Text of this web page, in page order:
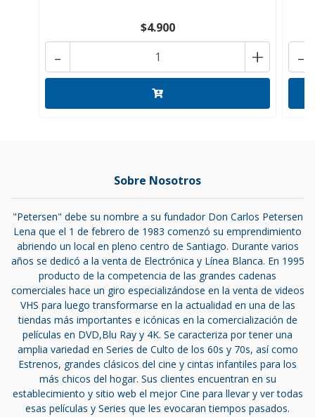
$4.900
+
- -
Sobre Nosotros
"Petersen" debe su nombre a su fundador Don Carlos Petersen
Lena que el 1 de febrero de 1983 comenzó su emprendimiento
abriendo un local en pleno centro de Santiago. Durante varios
años se dedicó a la venta de Electrónica y Línea Blanca. En 1995
producto de la competencia de las grandes cadenas
comerciales hace un giro especializándose en la venta de videos
VHS para luego transformarse en la actualidad en una de las
tiendas más importantes e icónicas en la comercialización de
películas en DVD,Blu Ray y 4K. Se caracteriza por tener una
amplia variedad en Series de Culto de los 60s y 70s, así como
Estrenos, grandes clásicos del cine y cintas infantiles para los
más chicos del hogar. Sus clientes encuentran en su
establecimiento y sitio web el mejor Cine para llevar y ver todas
esas películas y Series que les evocaran tiempos pasados.